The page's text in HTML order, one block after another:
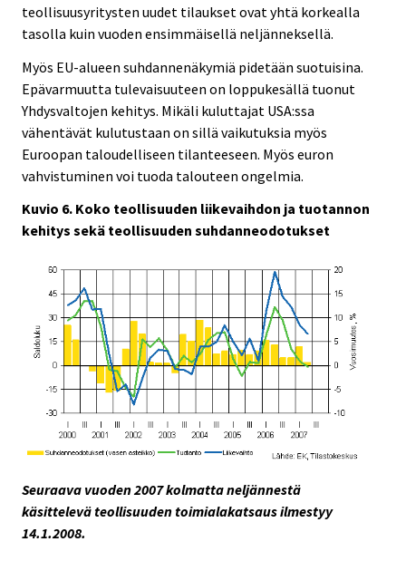
teollisuusyritysten uudet tilaukset ovat yhtä korkealla
tasolla kuin vuoden ensimmäisellä neljänneksellä.
Myös EU-alueen suhdannenäkymiä pidetään suotuisina.
Epävarmuutta tulevaisuuteen on loppukesällä tuonut
Yhdysvaltojen kehitys. Mikäli kuluttajat USA:ssa
vähentävät kulutustaan on sillä vaikutuksia myös
Euroopan taloudelliseen tilanteeseen. Myös euron
vahvistuminen voi tuoda talouteen ongelmia.
Kuvio 6. Koko teollisuuden liikevaihdon ja tuotannon
kehitys sekä teollisuuden suhdanneodotukset
Seuraava vuoden 2007 kolmatta neljännestä
käsittelevä teollisuuden toimialakatsaus ilmestyy
14.1.2008.